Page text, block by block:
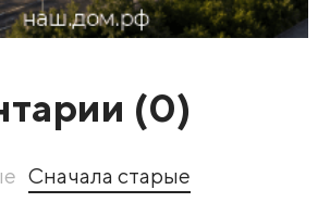
(0)
Сначала старые